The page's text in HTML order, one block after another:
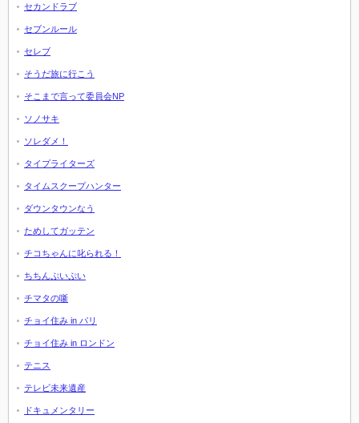
セカンドラブ
セブンルール
セレブ
そうだ旅に行こう
そこまで言って委員会NP
ソノサキ
ソレダメ！
タイプライターズ
タイムスクープハンター
ダウンタウンなう
ためしてガッテン
チコちゃんに叱られる！
ちちんぷいぷい
チマタの噺
チョイ住み in パリ
チョイ住み in ロンドン
テニス
テレビ未来遺産
ドキュメンタリー